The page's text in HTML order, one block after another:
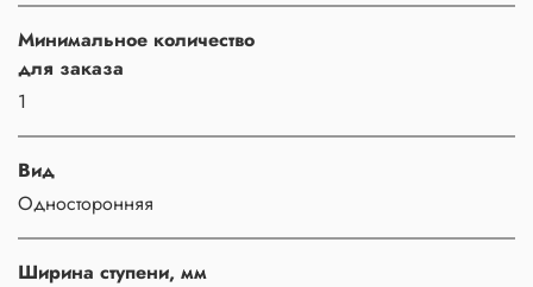
Минимальное количество
для заказа
1
Вид
Односторонняя
Ширина ступени, мм